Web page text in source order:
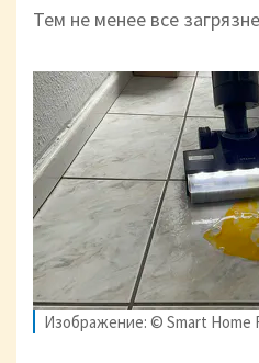
Тем не менее все
Изображение: © Smart Home